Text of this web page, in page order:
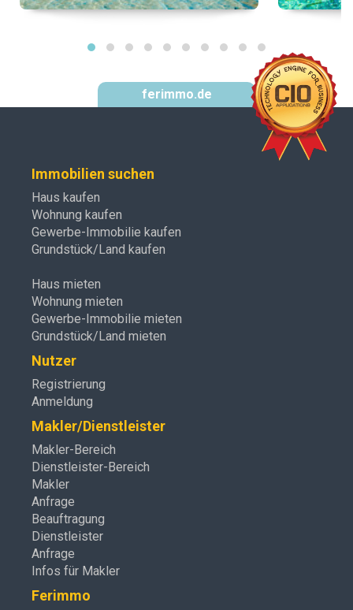
ferimmo.de
Immobilien suchen
Haus kaufen
Wohnung kaufen
Gewerbe-Immobilie kaufen
Grundstück/Land kaufen
Haus mieten
Wohnung mieten
Gewerbe-Immobilie mieten
Grundstück/Land mieten
Nutzer
Registrierung
Anmeldung
Makler/Dienstleister
Makler-Bereich
Dienstleister-Bereich
Makler
Anfrage
Beauftragung
Dienstleister
Anfrage
Infos für Makler
Ferimmo